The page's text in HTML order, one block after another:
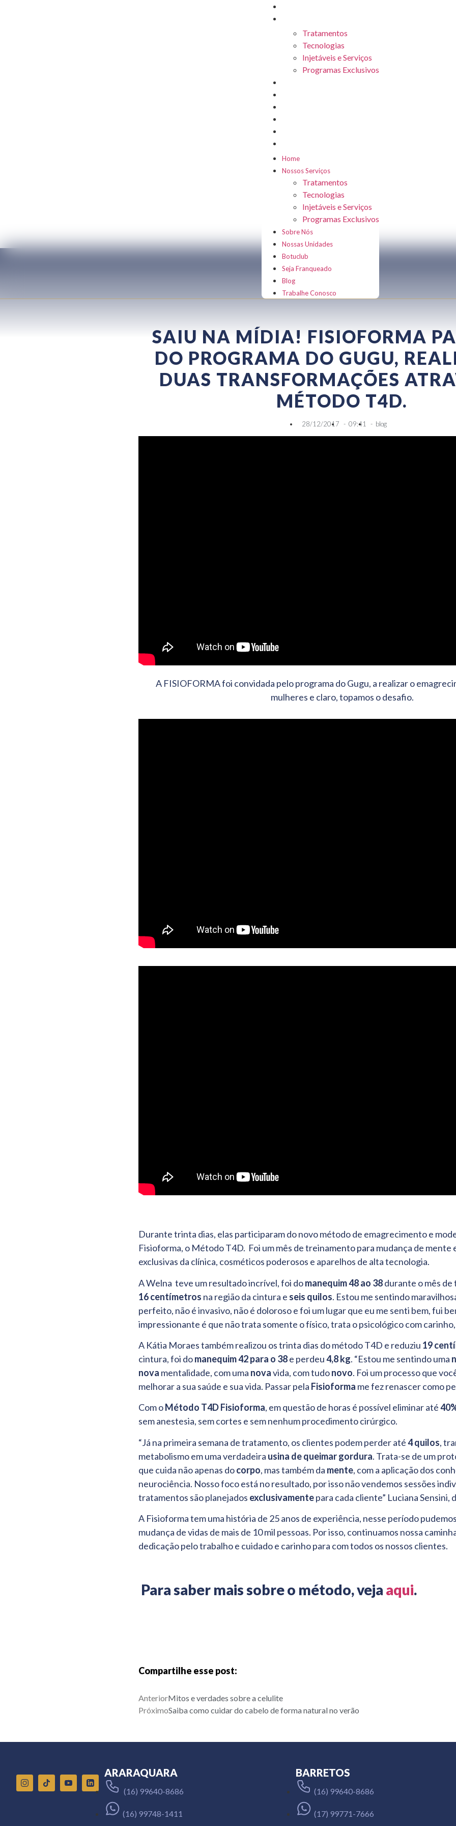
Tratamentos
Tecnologias
Injetáveis e Serviços
Programas Exclusivos
Home
Nossos Serviços
Tratamentos
Tecnologias
Injetáveis e Serviços
Programas Exclusivos
Sobre Nós
Nossas Unidades
Botuclub
Seja Franqueado
Blog
Trabalhe Conosco
SAIU NA MÍDIA! FISIOFORMA
DO PROGRAMA DO GUGU,
DUAS TRANSFORMAÇÕES
MÉTODO T4D.
28/12/2017 - 09:41 - blog
A FISIOFORMA foi convidada pelo programa do Gugu, a realizar o
mulheres e claro, topamos o desafio.
Durante trinta dias, elas participaram do novo método de emagrecimento e
Fisioforma, o Método T4D. Foi um mês de treinamento para mudança de mente
exclusivas da clínica, cosméticos poderosos e aparelhos de alta tecnologia.
A Welna teve um resultado incrível, foi domanequim 48 ao 38durante o mês
16 centímetros na região da cintura e seis quilos. Estou me sentindo
perfeito, não é invasivo, não é doloroso e foi um lugar que eu me senti bem, fui
impressionante é que não trata somente o físico, trata o psicológico com carinho,
A Kátia Moraes também realizou os trinta dias do método T4D e reduziu 19
cintura, foi domanequim 42 para o 38e perdeu4,8 kg. “Estou me sentindo uma
nova mentalidade, com uma novavida, com tudonovo. Foi um processo que
melhorar a sua saúde e sua vida. Passar pela Fisioforma me fez renascer como
Com oMétodo T4D Fisioforma, em questão de horas é possível eliminar até
sem anestesia, sem cortes e sem nenhum procedimento cirúrgico.
“Já na primeira semana de tratamento, os clientes podem perder até4 quilos,
metabolismo em uma verdadeira usina de queimar gordura. Trata-se de um
que cuida não apenas docorpo, mas também da mente, com a aplicação dos
neurociência. Nosso foco está no resultado, por isso não vendemos sessões
tratamentos são planejados exclusivamentepara cada cliente” Luciana Sensini,
A Fisioforma tem uma história de 25 anos de experiência, nesse período
mudança de vidas de mais de 10 mil pessoas. Por isso, continuamos nossa
dedicação pelo trabalho e cuidado e carinho para com todos os nossos clientes.
Para saber mais sobre o método, veja aqui.
Compartilhe esse post:
AnteriorMitos e verdades sobre a celulite
PróximoSaiba como cuidar do cabelo de forma natural no verão
ARARAQUARA
(16) 99640-8686
(16) 99748-1411
BARRETOS
(16) 99640-8686
(17) 99771-7666